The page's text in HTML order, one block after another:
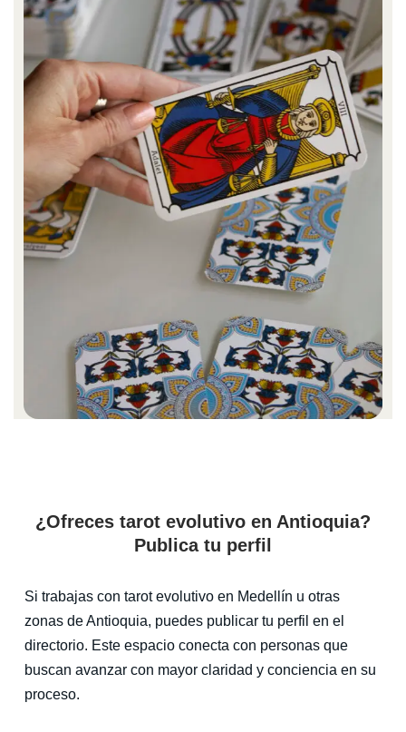
¿Ofreces tarot evolutivo en Antioquia?
Publica tu perfil
Si trabajas con tarot evolutivo en Medellín u otras
zonas de Antioquia, puedes publicar tu perfil en el
directorio. Este espacio conecta con personas que
buscan avanzar con mayor claridad y conciencia en su
proceso.